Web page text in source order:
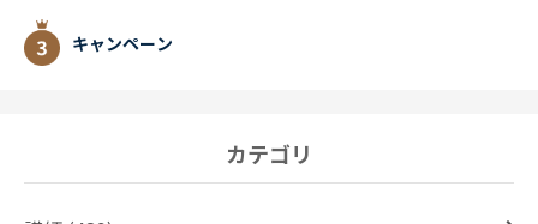
キャンペーン
カテゴリ